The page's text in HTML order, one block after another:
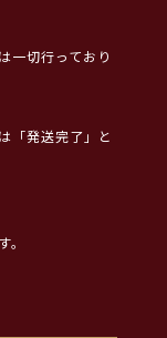
一切行っており
「発送完了」と
。